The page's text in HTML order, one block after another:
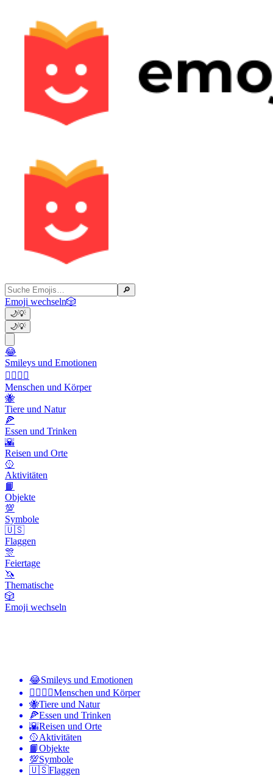
🔎
Emoji wechseln🎲
🌙💡
🌙💡
😂
Smileys und Emotionen
👩‍❤️‍💋‍👨
Menschen und Körper
🐝
Tiere und Natur
🍕
Essen und Trinken
🌇
Reisen und Orte
🥎
Aktivitäten
📙
Objekte
💯
Symbole
🇺🇸
Flaggen
🎊
Feiertage
🦄
Thematische
🎲
Emoji wechseln
😂Smileys und Emotionen
👩‍❤️‍💋‍👨Menschen und Körper
🐝Tiere und Natur
🍕Essen und Trinken
🌇Reisen und Orte
🥎Aktivitäten
📙Objekte
💯Symbole
🇺🇸Flaggen